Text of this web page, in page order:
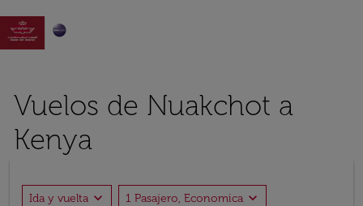

Vuelos de Nuakchot a
Kenya
Ida y vuelta expand_more 1 Pasajero, Economica expand_more